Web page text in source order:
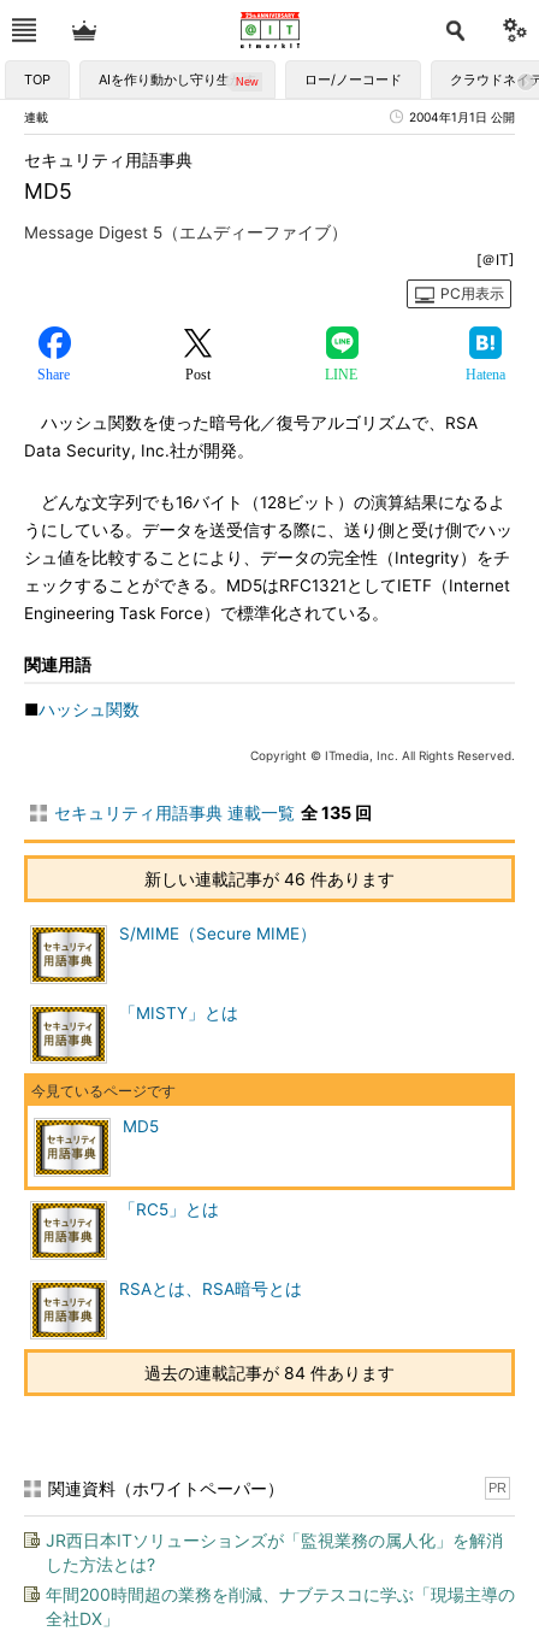
TOP AIを作り動かし守り生かす ロー/ノーコード クラウドネイ
連載 2004年1月1日 公開
MD5
セキュリティ用語事典
Message Digest 5（エムディーファイブ）
[＠IT]
PC用表示
Share Post LINE Hatena
ハッシュ関数を使った暗号化／復号アルゴリズムで、RSA
Data Security, Inc.社が開発。
どんな文字列でも16バイト（128ビット）の演算結果になるよ
うにしている。データを送受信する際に、送り側と受け側でハッ
シュ値を比較することにより、データの完全性（Integrity）をチ
ェックすることができる。MD5はRFC1321としてIETF（Internet
Engineering Task Force）で標準化されている。
関連用語
■ハッシュ関数
Copyright © ITmedia, Inc. All Rights Reserved.
セキュリティ用語事典 連載一覧 全 135 回
新しい連載記事が 46 件あります
S/MIME（Secure MIME）
「MISTY」とは
MD5
「RC5」とは
RSAとは、RSA暗号とは
過去の連載記事が 84 件あります
関連資料（ホワイトペーパー） PR
JR西日本ITソリューションズが「監視業務の属人化」を解消
した方法とは?
年間200時間超の業務を削減、ナブテスコに学ぶ「現場主導の
全社DX」